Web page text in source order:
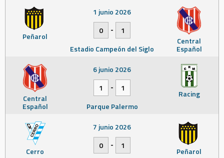
Peñarol Central
Español
1 junio 2026
0
-
1
Estadio Campeón del Siglo
Central
Español
Racing
6 junio 2026
1
-
1
Parque Palermo
Cerro Peñarol
7 junio 2026
0
-
1